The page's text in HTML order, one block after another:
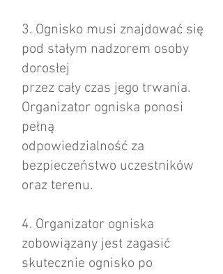
3. Ognisko musi znajdować się
pod stałym nadzorem osoby
dorosłej
przez cały czas jego trwania.
Organizator ogniska ponosi
pełną
odpowiedzialność za
bezpieczeństwo uczestników
oraz terenu.
4. Organizator ogniska
zobowiązany jest zagasić
skutecznie ognisko po